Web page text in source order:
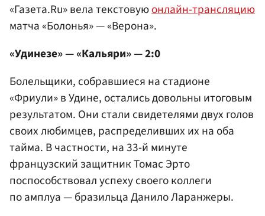
«Газета.Ru» вела текстовуюонлайн-трансляцию
матча «Болонья» — «Верона».
«Удинезе» — «Кальяри» — 2:0
Болельщики, собравшиеся на стадионе
«Фриули» в Удине, остались довольны итоговым
результатом. Они стали свидетелями двух голов
своих любимцев, распределивших их на оба
тайма. В частности, на 33-й минуте
французский защитник Томас Эрто
поспособствовал успеху своего коллеги
по амплуа — бразильца Данило Ларанжеры.